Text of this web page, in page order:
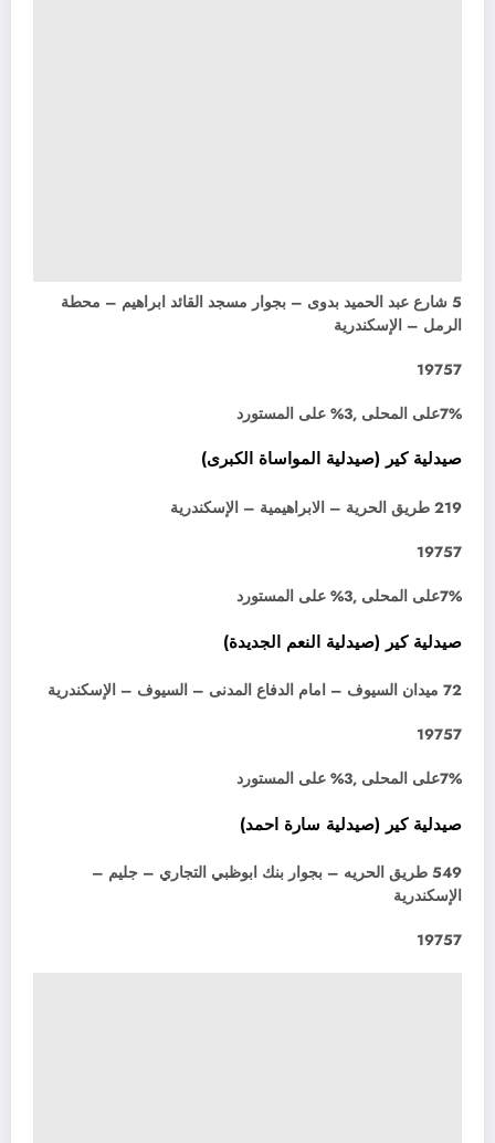
5 شارع عبد الحميد بدوى – بجوار مسجد القائد ابراهيم – محطة
الرمل – الإسكندرية
19757
7%على المحلى ,3% على المستورد
صيدلية كير (صيدلية المواساة الكبرى)
219 طريق الحرية – الابراهيمية – الإسكندرية
19757
7%على المحلى ,3% على المستورد
صيدلية كير (صيدلية النعم الجديدة)
72 ميدان السيوف – امام الدفاع المدنى – السيوف – الإسكندرية
19757
7%على المحلى ,3% على المستورد
صيدلية كير (صيدلية سارة احمد)
549 طريق الحريه – بجوار بنك ابوظبي التجاري – جليم –
الإسكندرية
19757